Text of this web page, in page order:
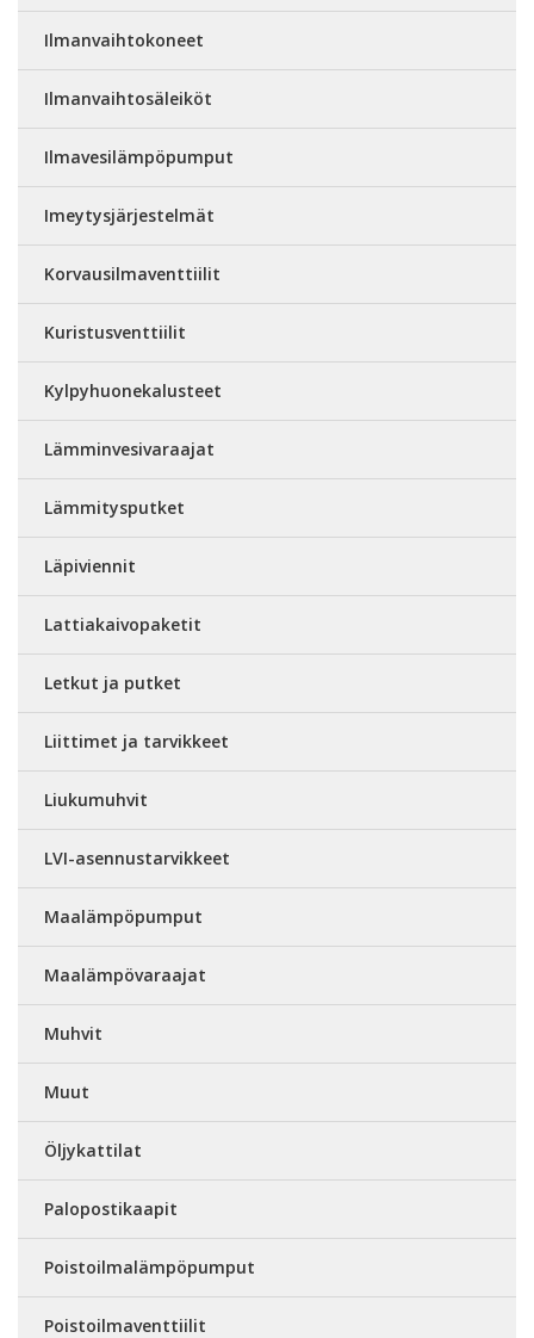
Ilmanvaihtokoneet
Ilmanvaihtosäleiköt
Ilmavesilämpöpumput
Imeytysjärjestelmät
Korvausilmaventtiilit
Kuristusventtiilit
Kylpyhuonekalusteet
Lämminvesivaraajat
Lämmitysputket
Läpiviennit
Lattiakaivopaketit
Letkut ja putket
Liittimet ja tarvikkeet
Liukumuhvit
LVI-asennustarvikkeet
Maalämpöpumput
Maalämpövaraajat
Muhvit
Muut
Öljykattilat
Palopostikaapit
Poistoilmalämpöpumput
Poistoilmaventtiilit